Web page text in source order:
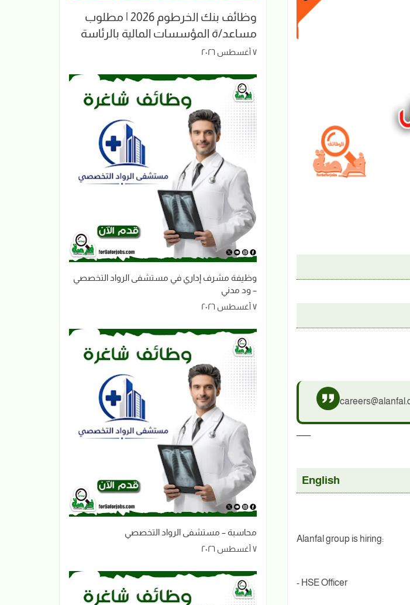
English
Alanfal group is hiring:
- HSE Officer
وظائف بنك الخرطوم 2026 | مطلوب
مساعد/ة المؤسسات المالية بالرئاسة
٧ أغسطس ٢٠٢٦
وظيفة مشرف إداري في مستشفى الرواد التخصصي
– ود مدني
٧ أغسطس ٢٠٢٦
محاسبة – مستشفى الرواد التخصصي
٧ أغسطس ٢٠٢٦